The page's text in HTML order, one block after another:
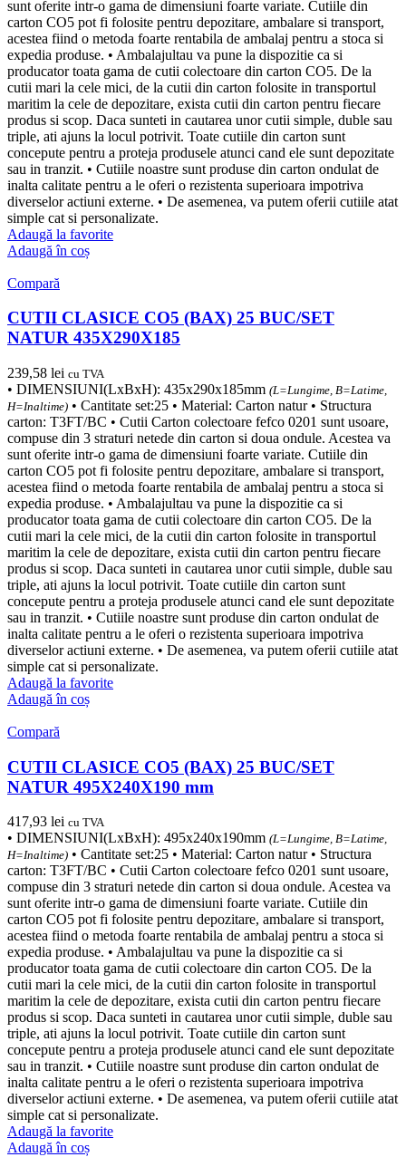
sunt oferite intr-o gama de dimensiuni foarte variate. Cutiile din
carton CO5 pot fi folosite pentru depozitare, ambalare si transport,
acestea fiind o metoda foarte rentabila de ambalaj pentru a stoca si
expedia produse. • Ambalajultau va pune la dispozitie ca si
producator toata gama de cutii colectoare din carton CO5. De la
cutii mari la cele mici, de la cutii din carton folosite in transportul
maritim la cele de depozitare, exista cutii din carton pentru fiecare
produs si scop. Daca sunteti in cautarea unor cutii simple, duble sau
triple, ati ajuns la locul potrivit. Toate cutiile din carton sunt
concepute pentru a proteja produsele atunci cand ele sunt depozitate
sau in tranzit. • Cutiile noastre sunt produse din carton ondulat de
inalta calitate pentru a le oferi o rezistenta superioara impotriva
diverselor actiuni externe. • De asemenea, va putem oferii cutiile atat
simple cat si personalizate.
Adaugă la favorite
Adaugă în coș
Compară
CUTII CLASICE CO5 (BAX) 25 BUC/SET
NATUR 435X290X185
239,58 lei cu TVA
• DIMENSIUNI(LxBxH): 435x290x185mm (L=Lungime, B=Latime,
H=Inaltime) • Cantitate set:25 • Material: Carton natur • Structura
carton: T3FT/BC • Cutii Carton colectoare fefco 0201 sunt usoare,
compuse din 3 straturi netede din carton si doua ondule. Acestea va
sunt oferite intr-o gama de dimensiuni foarte variate. Cutiile din
carton CO5 pot fi folosite pentru depozitare, ambalare si transport,
acestea fiind o metoda foarte rentabila de ambalaj pentru a stoca si
expedia produse. • Ambalajultau va pune la dispozitie ca si
producator toata gama de cutii colectoare din carton CO5. De la
cutii mari la cele mici, de la cutii din carton folosite in transportul
maritim la cele de depozitare, exista cutii din carton pentru fiecare
produs si scop. Daca sunteti in cautarea unor cutii simple, duble sau
triple, ati ajuns la locul potrivit. Toate cutiile din carton sunt
concepute pentru a proteja produsele atunci cand ele sunt depozitate
sau in tranzit. • Cutiile noastre sunt produse din carton ondulat de
inalta calitate pentru a le oferi o rezistenta superioara impotriva
diverselor actiuni externe. • De asemenea, va putem oferii cutiile atat
simple cat si personalizate.
Adaugă la favorite
Adaugă în coș
Compară
CUTII CLASICE CO5 (BAX) 25 BUC/SET
NATUR 495X240X190 mm
417,93 lei cu TVA
• DIMENSIUNI(LxBxH): 495x240x190mm (L=Lungime, B=Latime,
H=Inaltime) • Cantitate set:25 • Material: Carton natur • Structura
carton: T3FT/BC • Cutii Carton colectoare fefco 0201 sunt usoare,
compuse din 3 straturi netede din carton si doua ondule. Acestea va
sunt oferite intr-o gama de dimensiuni foarte variate. Cutiile din
carton CO5 pot fi folosite pentru depozitare, ambalare si transport,
acestea fiind o metoda foarte rentabila de ambalaj pentru a stoca si
expedia produse. • Ambalajultau va pune la dispozitie ca si
producator toata gama de cutii colectoare din carton CO5. De la
cutii mari la cele mici, de la cutii din carton folosite in transportul
maritim la cele de depozitare, exista cutii din carton pentru fiecare
produs si scop. Daca sunteti in cautarea unor cutii simple, duble sau
triple, ati ajuns la locul potrivit. Toate cutiile din carton sunt
concepute pentru a proteja produsele atunci cand ele sunt depozitate
sau in tranzit. • Cutiile noastre sunt produse din carton ondulat de
inalta calitate pentru a le oferi o rezistenta superioara impotriva
diverselor actiuni externe. • De asemenea, va putem oferii cutiile atat
simple cat si personalizate.
Adaugă la favorite
Adaugă în coș